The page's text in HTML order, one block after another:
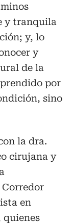
y tranquila
y, lo
y
de la
por
sino
la dra.
cirujana y
Corredor
en
quienes